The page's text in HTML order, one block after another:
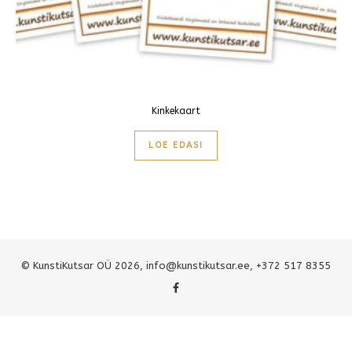
Kinkekaart
LOE EDASI
© KunstiKutsar OÜ 2026, info@kunstikutsar.ee , +372 517 8355